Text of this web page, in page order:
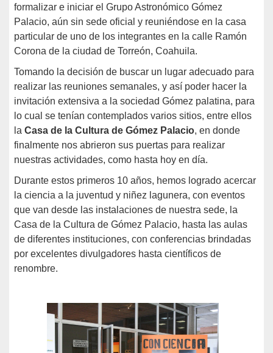
formalizar e iniciar el Grupo Astronómico Gómez
Palacio, aún sin sede oficial y reuniéndose en la casa
particular de uno de los integrantes en la calle Ramón
Corona de la ciudad de Torreón, Coahuila.
Tomando la decisión de buscar un lugar adecuado para
realizar las reuniones semanales, y así poder hacer la
invitación extensiva a la sociedad Gómez palatina, para
lo cual se tenían contemplados varios sitios, entre ellos
la Casa de la Cultura de Gómez Palacio, en donde
finalmente nos abrieron sus puertas para realizar
nuestras actividades, como hasta hoy en día.
Durante estos primeros 10 años, hemos logrado acercar
la ciencia a la juventud y niñez lagunera, con eventos
que van desde las instalaciones de nuestra sede, la
Casa de la Cultura de Gómez Palacio, hasta las aulas
de diferentes instituciones, con conferencias brindadas
por excelentes divulgadores hasta científicos de
renombre.